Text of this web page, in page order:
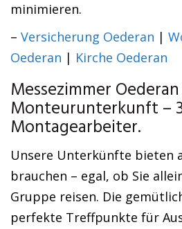
minimieren.
– Versicherung Oederan |
Oederan | Kirche Oederan
Messezimmer Oederan
Monteurunterkunft –
Montagearbeiter.
Unsere Unterkünfte bieten
brauchen – egal, ob Sie
Gruppe reisen. Die
perfekte Treffpunkte für